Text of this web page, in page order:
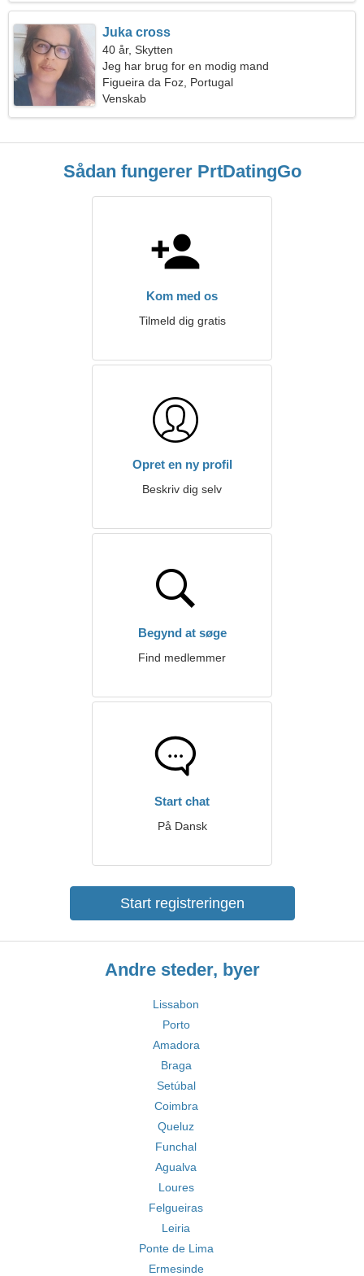
Juka cross
40 år, Skytten
Jeg har brug for en modig mand
Figueira da Foz, Portugal
Venskab
Sådan fungerer PrtDatingGo
Kom med os
Tilmeld dig gratis
Opret en ny profil
Beskriv dig selv
Begynd at søge
Find medlemmer
Start chat
På Dansk
Start registreringen
Andre steder, byer
Lissabon
Porto
Amadora
Braga
Setúbal
Coimbra
Queluz
Funchal
Agualva
Loures
Felgueiras
Leiria
Ponte de Lima
Ermesinde